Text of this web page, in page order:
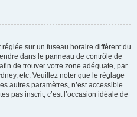
réglée sur un fuseau horaire différent du
dans le panneau de contrôle de
de trouver votre zone adéquate, par
etc. Veuillez noter que le réglage
autres paramètres, n’est accessible
pas inscrit, c’est l’occasion idéale de